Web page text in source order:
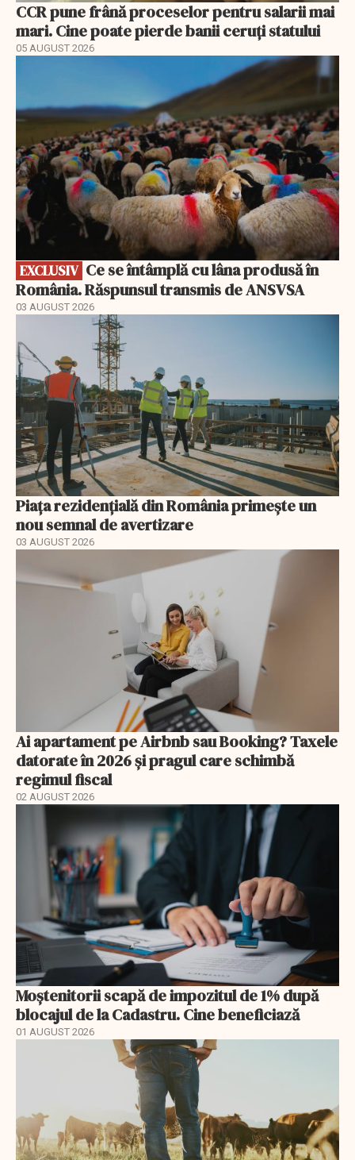
CCR pune frână proceselor pentru salarii mai
mari. Cine poate pierde banii ceruți statului
05 AUGUST 2026
EXCLUSIV
România. Răspunsul transmis de ANSVSA
03 AUGUST 2026
Piața rezidențială din România primește un
nou semnal de avertizare
03 AUGUST 2026
Ai apartament pe Airbnb sau Booking? Taxele
datorate în 2026 și pragul care schimbă
regimul fiscal
02 AUGUST 2026
Moștenitorii scapă de impozitul de 1% după
blocajul de la Cadastru. Cine beneficiază
01 AUGUST 2026